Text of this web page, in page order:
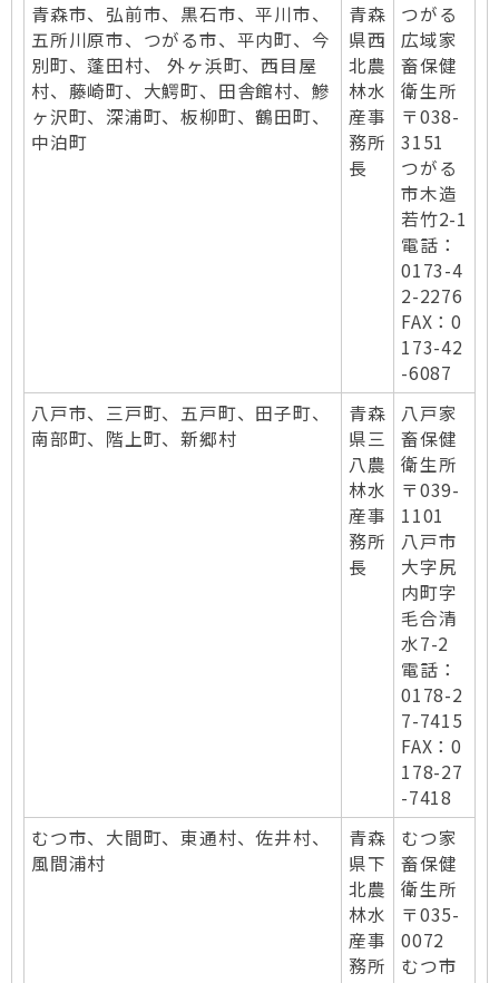
青森市、弘前市、黒石市、平川市、
五所川原市、つがる市、平内町、今
別町、蓬田村、 外ヶ浜町、西目屋
村、藤崎町、大鰐町、田舎館村、鰺
ヶ沢町、深浦町、板柳町、鶴田町、
中泊町
青森
県西
北農
林水
産事
務所
長
つがる
広域家
畜保健
衛生所
〒038-
3151
つがる
市木造
若竹2-1
電話：
0173-4
2-2276
FAX：0
173-42
-6087
八戸市、三戸町、五戸町、田子町、
南部町、階上町、新郷村
青森
県三
八農
林水
産事
務所
長
八戸家
畜保健
衛生所
〒039-
1101
八戸市
大字尻
内町字
毛合清
水7-2
電話：
0178-2
7-7415
FAX：0
178-27
-7418
むつ市、大間町、東通村、佐井村、
風間浦村
青森
県下
北農
林水
産事
務所
むつ家
畜保健
衛生所
〒035-
0072
むつ市